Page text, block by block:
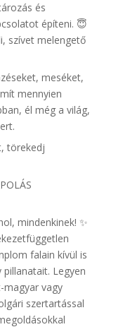
és
építeni. 😇
szívet melengető
meséket,
mennyien
él még a világ,
törekedj
mindenkinek! ✨
falain kívül is
Legyen
vagy
szertartással